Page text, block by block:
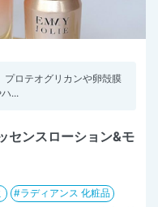
プロテオグリカンや卵殻膜
...
センスローション&モ
ラディアンス 化粧品